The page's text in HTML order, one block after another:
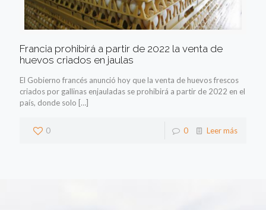
Francia prohibirá a partir de 2022 la venta de
huevos criados en jaulas
El Gobierno francés anunció hoy que la venta de huevos frescos
criados por gallinas enjauladas se prohibirá a partir de 2022 en el
país, donde solo […]
0 0 Leer más